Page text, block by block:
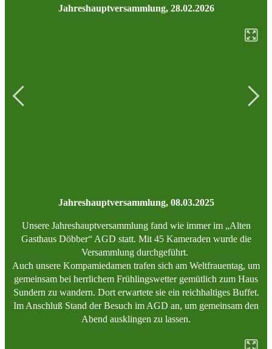
Jahreshauptversammlung, 28.02.2026
Jahreshauptversammlung, 08.03.2025
Unsere Jahreshauptversammlung fand wie immer im „Alten
Gasthaus Döbber“ AGD statt. Mit 45 Kameraden wurde die
Versammlung durchgeführt.
Auch unsere Kompamiedamen trafen sich am Weltfrauentag, um
gemeinsam bei herrlichem Frühlingswetter gemütlich zum Haus
Sundern zu wandern. Dort erwartete sie ein reichhaltiges Buffet.
Im Anschluß Stand der Besuch im AGD an, um gemeinsam den
Abend ausklingen zu lassen.